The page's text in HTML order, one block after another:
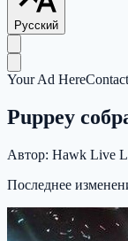
Русский
Your Ad Here
Puppey
Автор: Hawk Live
Последнее